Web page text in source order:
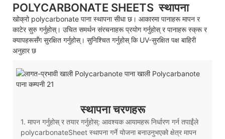
POLYCARBONATE SHEETS स्थापना
खोक्रो polycarbonate पाना स्थापना सीधा छ। आकारमा पानाहरू मापन र
काटेर सुरु गर्नुहोस्। उचित समर्थन संरचनाहरू प्रयोग गर्नुहोस् र पानाहरू स्क्रू र
क्यापहरूसँग सुरक्षित गर्नुहोस्। सुनिश्चित गर्नुहोस् कि UV-सुरक्षित पक्ष बाहिरी
अनुहार छ
स्थापना चरणहरू
1. मापन गर्नुहोस् र तयार गर्नुहोस्: आवश्यक आयामहरू निर्धारण गर्न तपाईंले
polycarbonateSheet स्थापना गर्ने योजना बनाउनुभएको क्षेत्र मापन